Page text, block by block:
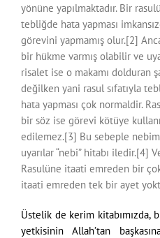
yönüne yapılmaktadır. Bir
tebliğde hata yapması
görevini yapmamış olur.[2]
bir hükme varmış olabilir ve
risalet ise o makamı dolduran
değilken yani rasul sıfatıyla
hata yapması çok normaldir.
bir söz ise görevi kötüye
edilemez.[3] Bu sebeple
uyarılar “nebi” hitabı iledir.[4]
Rasulüne itaati emreden bir
itaati emreden tek bir ayet
Üstelik de kerim kitabımızda,
yetkisinin Allah’tan